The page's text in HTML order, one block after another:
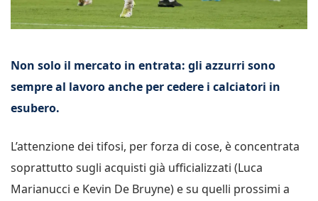
Non solo il mercato in entrata: gli azzurri sono
sempre al lavoro anche per cedere i calciatori in
esubero.
L’attenzione dei tifosi, per forza di cose, è concentrata
soprattutto sugli acquisti già ufficializzati (Luca
Marianucci e Kevin De Bruyne) e su quelli prossimi a